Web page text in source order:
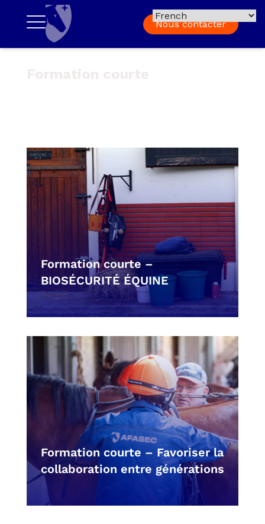
Nous contacter
Formation courte –
BIOSÉCURITÉ ÉQUINE
Formation courte – Favoriser la
collaboration entre générations